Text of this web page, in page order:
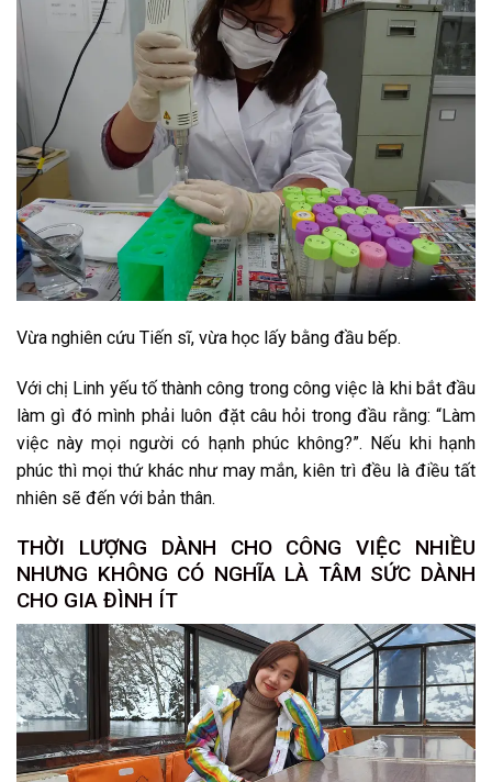
Vừa nghiên cứu Tiến sĩ, vừa học lấy bằng đầu bếp.
Với chị Linh yếu tố thành công trong công việc là khi bắt đầu
làm gì đó mình phải luôn đặt câu hỏi trong đầu rằng: “Làm
việc này mọi người có hạnh phúc không?”. Nếu khi hạnh
phúc thì mọi thứ khác như may mắn, kiên trì đều là điều tất
nhiên sẽ đến với bản thân.
THỜI LƯỢNG DÀNH CHO CÔNG VIỆC NHIỀU
NHƯNG KHÔNG CÓ NGHĨA LÀ TÂM SỨC DÀNH
CHO GIA ĐÌNH ÍT